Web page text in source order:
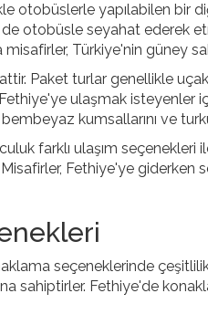
otobüslerle yapılabilen bir
otobüsle seyahat ederek
Türkiye'nin güney
Paket turlar genellikle
Fethiye'ye ulaşmak
kumsallarını ve
farklı ulaşım
Fethiye'ye giderken
seçeneklerinde
sahiptirler. Fethiye'de